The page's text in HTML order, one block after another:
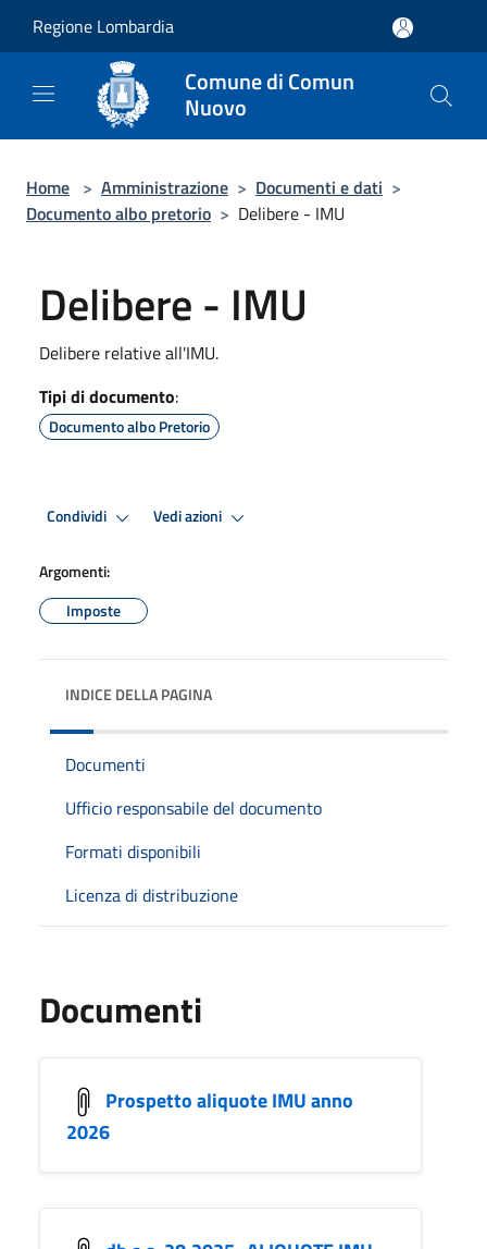
Regione Lombardia
Comune di Comun
Nuovo
Home > Amministrazione > Documenti e dati >
Documento albo pretorio > Delibere - IMU
Delibere - IMU
Delibere relative all'IMU.
Tipi di documento:
Documento albo Pretorio
Condividi Vedi azioni
Argomenti:
Imposte
INDICE DELLA PAGINA
Documenti
Ufficio responsabile del documento
Formati disponibili
Licenza di distribuzione
Documenti
Prospetto aliquote IMU anno
2026